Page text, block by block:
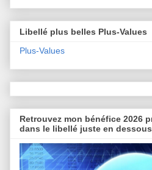
Libellé plus belles Plus-Values
Plus-Values
Retrouvez mon bénéfice 2026
dans le libellé juste en dessous